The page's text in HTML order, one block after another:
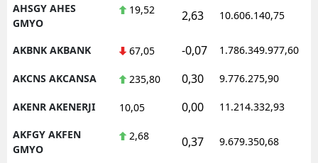
AHSGY AHES
GMYO
19,52 2,63 10.606.140,75
AKBNK AKBANK 67,05 -0,07 1.786.349.977,60
AKCNS AKCANSA 235,80 0,30 9.776.275,90
AKENR AKENERJI 10,05 0,00 11.214.332,93
AKFGY AKFEN
GMYO
2,68 0,37 9.679.350,68